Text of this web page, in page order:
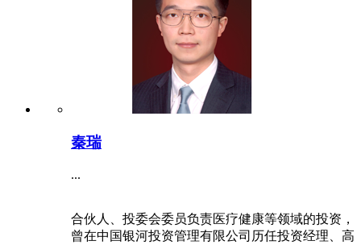
秦瑞
...
合伙人、投委会委员负责医疗健康等领域的投资，
曾在中国银河投资管理有限公司历任投资经理、高